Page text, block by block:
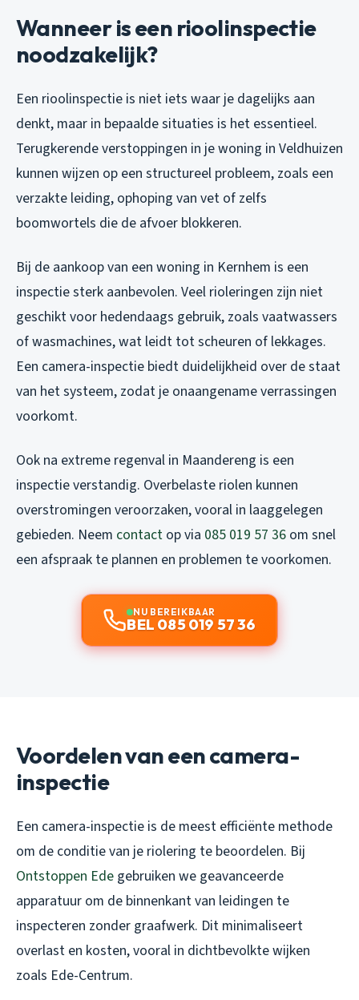
Wanneer is een rioolinspectie
noodzakelijk?
Een rioolinspectie is niet iets waar je dagelijks aan
denkt, maar in bepaalde situaties is het essentieel.
Terugkerende verstoppingen in je woning in Veldhuizen
kunnen wijzen op een structureel probleem, zoals een
verzakte leiding, ophoping van vet of zelfs
boomwortels die de afvoer blokkeren.
Bij de aankoop van een woning in Kernhem is een
inspectie sterk aanbevolen. Veel rioleringen zijn niet
geschikt voor hedendaags gebruik, zoals vaatwassers
of wasmachines, wat leidt tot scheuren of lekkages.
Een camera-inspectie biedt duidelijkheid over de staat
van het systeem, zodat je onaangename verrassingen
voorkomt.
Ook na extreme regenval in Maandereng is een
inspectie verstandig. Overbelaste riolen kunnen
overstromingen veroorzaken, vooral in laaggelegen
gebieden. Neem contact op via 085 019 57 36 om snel
een afspraak te plannen en problemen te voorkomen.
NU BEREIKBAAR
BEL 085 019 57 36
Voordelen van een camera-
inspectie
Een camera-inspectie is de meest efficiënte methode
om de conditie van je riolering te beoordelen. Bij
Ontstoppen Ede gebruiken we geavanceerde
apparatuur om de binnenkant van leidingen te
inspecteren zonder graafwerk. Dit minimaliseert
overlast en kosten, vooral in dichtbevolkte wijken
zoals Ede-Centrum.